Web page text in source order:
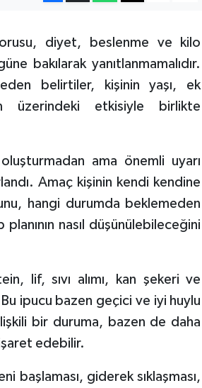
diyet, beslenme ve kilo
bakılarak yanıtlanmamalıdır.
belirtiler, kişinin yaşı, ek
üzerindeki etkisiyle birlikte
ama önemli uyarı
Amaç kişinin kendi kendine
hangi durumda beklemeden
nasıl düşünülebileceğini
lif, sıvı alımı, kan şekeri ve
Bu ipucu bazen geçici ve iyi huylu
bir duruma, bazen de daha
edebilir.
başlaması, giderek sıklaşması,